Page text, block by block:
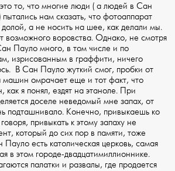
то, что многие люди ( а людей в Сан
нам сказать, что фотоаппарат
долой, а не носить на шее, как делали мы.
возможного воровства. Однако, не смотря
Пауло много, в том числе и по
изрисованным в граффити, ничего
В Сан Пауло жуткий смог, пробки от
машин омрачает еще и тот факт, что
как я понял, ездят на этаноле. При
доселе неведомый мне запах, от
подташнивало. Конечно, привыкаешь ко
привыкать к этому запаху не
который до сих пор в памяти, тоже
есть католическая церковь, самая
в этом городе-двадцатимиллионнике.
палатки и развалы, где продается